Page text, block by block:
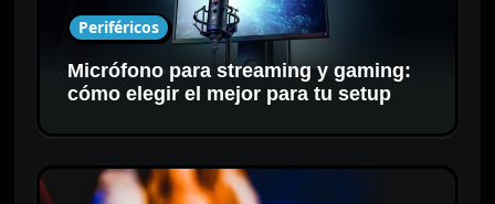
Periféricos
Micrófono para streaming y gaming:
cómo elegir el mejor para tu setup